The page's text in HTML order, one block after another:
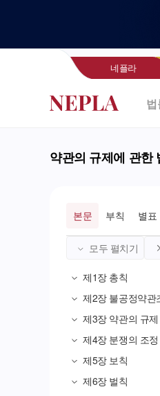
네플라
법
약관의 규제에 관한
본문 부칙 별표
모두 펼치기
제1장 총칙
제2장 불공정약관
제3장 약관의 규제
제4장 분쟁의 조
제5장 보칙
제6장 벌칙